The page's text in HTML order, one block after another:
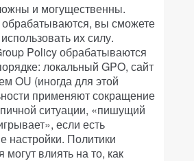
и могущественны.
вы сможете
их силу.
Policy обрабатываются
локальный GPO, сайт
OU (иногда для этой
применяют сокращение
ситуации, «пишущий
если есть
настройки. Политики
могут влиять на то, как